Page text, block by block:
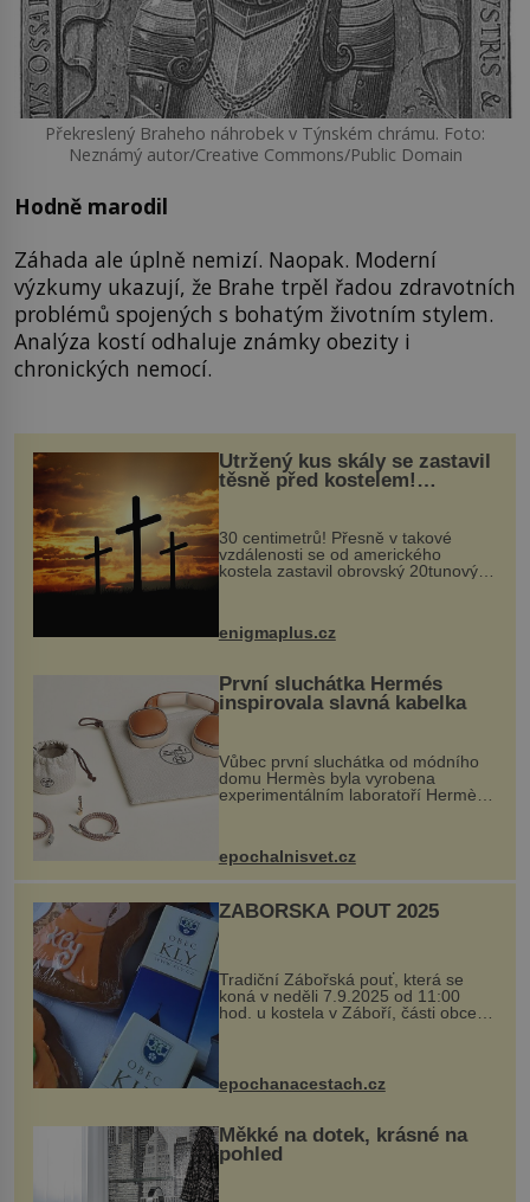
Překreslený Braheho náhrobek v Týnském chrámu. Foto:
Neznámý autor/Creative Commons/Public Domain
Hodně marodil
Záhada ale úplně nemizí. Naopak. Moderní
výzkumy ukazují, že Brahe trpěl řadou zdravotních
problémů spojených s bohatým životním stylem.
Analýza kostí odhaluje známky obezity i
chronických nemocí.
Utržený kus skály se zastavil
těsně před kostelem!
Ochránila ho boží síla?
30 centimetrů! Přesně v takové
vzdálenosti se od amerického
kostela zastavil obrovský 20tunový
...
enigmaplus.cz
První sluchátka Hermés
inspirovala slavná kabelka
Vůbec první sluchátka od módního
domu Hermès byla vyrobena
experimentálním laboratoří Hermès
kovový...
epochalnisvet.cz
ZÁBOŘSKÁ POUŤ 2025
Tradiční Zábořská pouť, která se
koná v neděli 7.9.2025 od 11:00
hod. u kostela v Záboří, části obce
Kly u Mělníka. V programu naleznete
komentovanou prohlídku kostela,
epochanacestach.cz
Měkké na dotek, krásné na
pohled